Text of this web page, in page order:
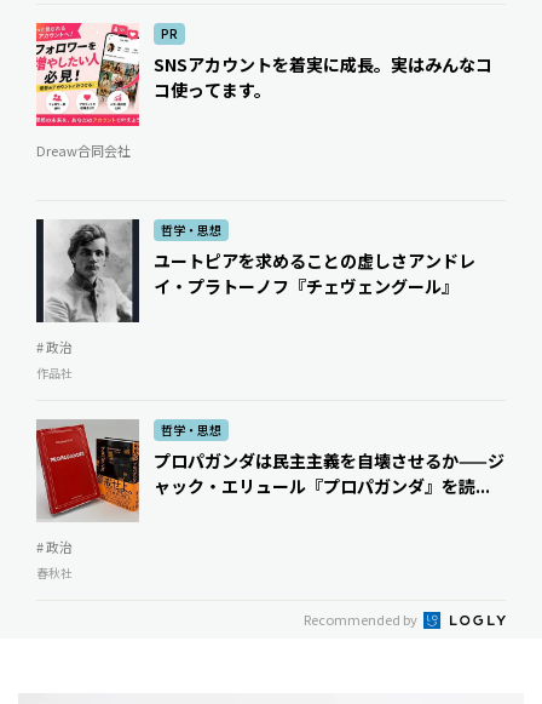
PR
SNSアカウントを着実に成長。実はみんなコ
コ使ってます。
Dreaw合同会社
哲学・思想
ユートピアを求めることの虚しさ――アンドレ
イ・プラトーノフ『チェヴェングール』
# 政治
作品社
哲学・思想
プロパガンダは民主主義を自壊させるか——ジ
ャック・エリュール『プロパガンダ』を読...
# 政治
春秋社
Recommended by